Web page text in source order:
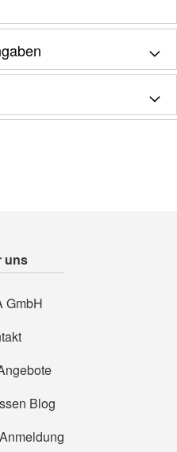
uns
GmbH
Blog